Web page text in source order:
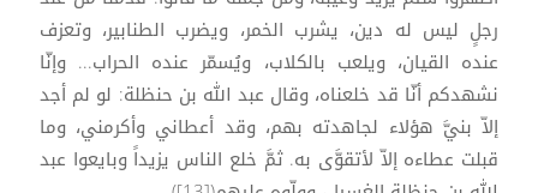
رجلٍ ليس له دين، يشرب الخمر، ويضرب الطنابير، وتعزف
عنده القيان، ويلعب بالكلاب، ويُسمّر عنده الحراب... وإنّا
نشهدكم أنّا قد خلعناه، وقال عبد الله بن حنظلة: لو لم أجد
إلاّ بنيَّ هؤلاء لجاهدته بهم، وقد أعطاني وأكرمني، وما
قبلت عطاءه إلاّ لأتقوَّى به. ثمَّ خلع الناس يزيداً وبايعوا عبد